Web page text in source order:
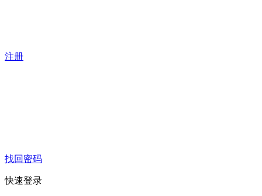
注册
找回密码
快速登录